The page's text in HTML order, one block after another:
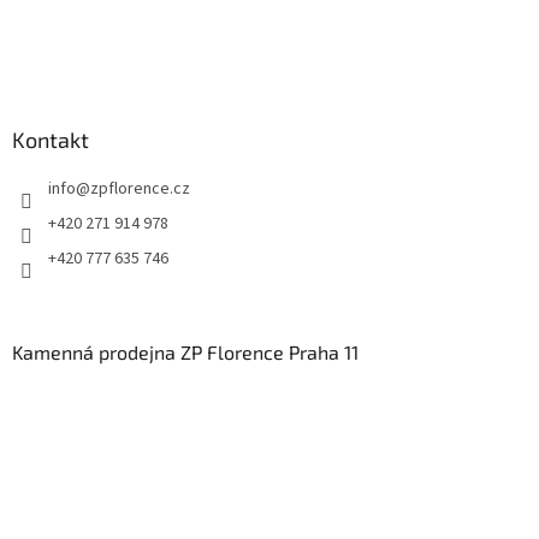
Kontakt
info@zpflorence.cz
+420 271 914 978
+420 777 635 746
Kamenná prodejna ZP Florence Praha 11